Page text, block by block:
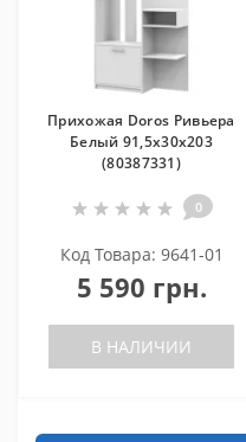
Прихожая Doros Ривьера
Белый 91,5х30х203
(80387331)
0
Код Товара: 9641-01
5 590 грн.
В НАЛИЧИИ